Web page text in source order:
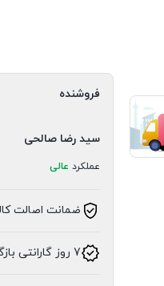
فروشنده
سید رضا صالحی
عملکرد عالی
ضمانت اصالت
7 روز گارانتی بازگشت وجه